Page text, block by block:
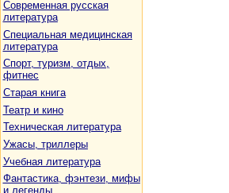
Современная русская
литература
Специальная медицинская
литература
Спорт, туризм, отдых,
фитнес
Старая книга
Театр и кино
Техническая литература
Ужасы, триллеры
Учебная литература
Фантастика, фэнтези, мифы
и легенды